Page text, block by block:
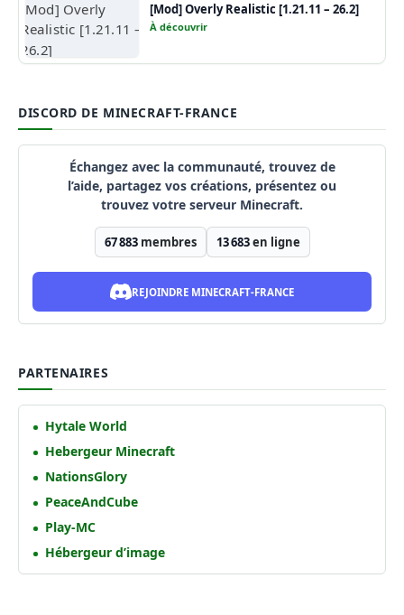
[Mod] Overly Realistic [1.21.11 – 26.2]
À découvrir
DISCORD DE MINECRAFT-FRANCE
Échangez avec la communauté, trouvez de
l’aide, partagez vos créations, présentez ou
trouvez votre serveur Minecraft.
67 883membres 13 683en ligne
REJOINDRE MINECRAFT-FRANCE
PARTENAIRES
Hytale World
Hebergeur Minecraft
NationsGlory
PeaceAndCube
Play-MC
Hébergeur d’image